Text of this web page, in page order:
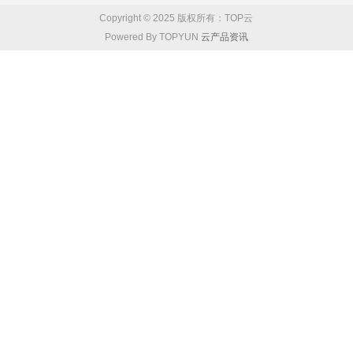
Copyright © 2025 版权所有：TOP云
Powered By TOPYUN 云产品资讯